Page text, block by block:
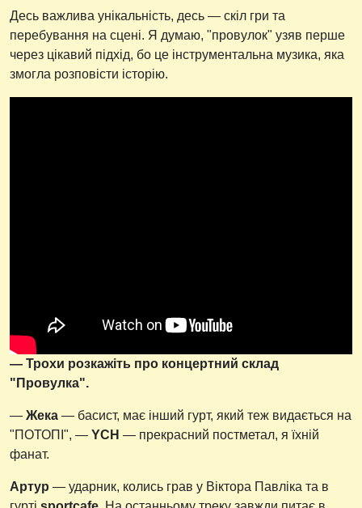
Десь важлива унікальність, десь — скіл гри та
перебування на сцені. Я думаю, "провулок" узяв перше
через цікавий підхід, бо це інструментальна музика, яка
змогла розповісти історію.
— Трохи розкажіть про концертний склад
"Провулка".
— Жека — басист, має інший гурт, який теж видається на
"ПОТОПІ", — YCH — прекрасний постметал, я їхній
фанат.
Артур — ударник, колись грав у Віктора Павліка та в